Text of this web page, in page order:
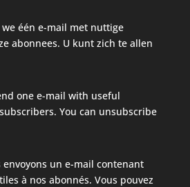
één e-mail met nuttige
abonnees. U kunt zich te allen
one e-mail with useful
You can unsubscribe
envoyons un e-mail contenant
à nos abonnés. Vous pouvez